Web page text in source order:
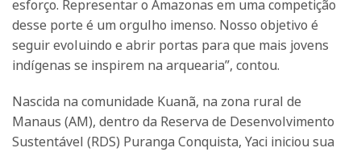
esforço. Representar o Amazonas em uma competição
desse porte é um orgulho imenso. Nosso objetivo é
seguir evoluindo e abrir portas para que mais jovens
indígenas se inspirem na arquearia”, contou.
Nascida na comunidade Kuanã, na zona rural de
Manaus (AM), dentro da Reserva de Desenvolvimento
Sustentável (RDS) Puranga Conquista, Yaci iniciou sua